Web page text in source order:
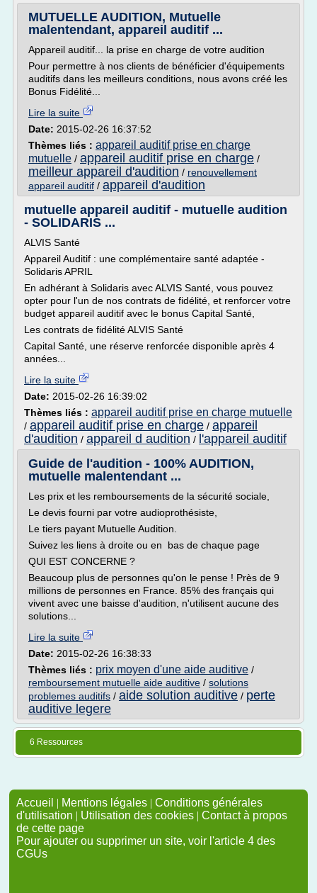
MUTUELLE AUDITION, Mutuelle
malentendant, appareil auditif ...
Appareil auditif... la prise en charge de votre audition
Pour permettre à nos clients de bénéficier d'équipements
auditifs dans les meilleurs conditions, nous avons créé les
Bonus Fidélité...
Lire la suite
Date: 2015-02-26 16:37:52
Thèmes liés : appareil auditif prise en charge
mutuelle / appareil auditif prise en charge /
meilleur appareil d'audition / renouvellement
appareil auditif / appareil d'audition
mutuelle appareil auditif - mutuelle audition
- SOLIDARIS ...
ALVIS Santé
Appareil Auditif : une complémentaire santé adaptée -
Solidaris APRIL
En adhérant à Solidaris avec ALVIS Santé, vous pouvez
opter pour l'un de nos contrats de fidélité, et renforcer votre
budget appareil auditif avec le bonus Capital Santé,
Les contrats de fidélité ALVIS Santé
Capital Santé, une réserve renforcée disponible après 4
années...
Lire la suite
Date: 2015-02-26 16:39:02
Thèmes liés : appareil auditif prise en charge mutuelle
/ appareil auditif prise en charge / appareil
d'audition / appareil d audition / l'appareil auditif
Guide de l'audition - 100% AUDITION,
mutuelle malentendant ...
Les prix et les remboursements de la sécurité sociale,
Le devis fourni par votre audioprothésiste,
Le tiers payant Mutuelle Audition.
Suivez les liens à droite ou en bas de chaque page
QUI EST CONCERNE ?
Beaucoup plus de personnes qu'on le pense ! Près de 9
millions de personnes en France. 85% des français qui
vivent avec une baisse d'audition, n'utilisent aucune des
solutions...
Lire la suite
Date: 2015-02-26 16:38:33
Thèmes liés : prix moyen d'une aide auditive /
remboursement mutuelle aide auditive / solutions
problemes auditifs / aide solution auditive / perte
auditive legere
6 Ressources
Accueil | Mentions légales | Conditions générales
d'utilisation | Utilisation des cookies | Contact à propos
de cette page
Pour ajouter ou supprimer un site, voir l'article 4 des
CGUs